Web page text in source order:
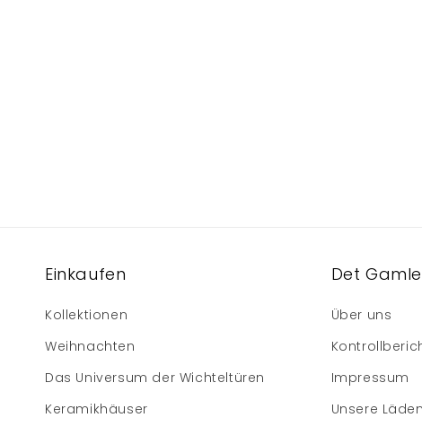
Einkaufen
Kollektionen
Weihnachten
Das Universum der Wichteltüren
Keramikhäuser
Det
Über uns
Impressum
Unsere Läden